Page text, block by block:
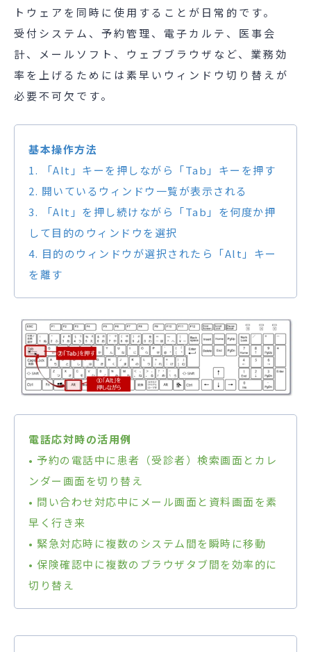
トウェアを同時に使用することが日常的です。
受付システム、予約管理、電子カルテ、医事会
計、メールソフト、ウェブブラウザなど、業務効
率を上げるためには素早いウィンドウ切り替えが
必要不可欠です。
基本操作方法
1. 「Alt」キーを押しながら「Tab」キーを押す
2. 開いているウィンドウ一覧が表示される
3. 「Alt」を押し続けながら「Tab」を何度か押
して目的のウィンドウを選択
4. 目的のウィンドウが選択されたら「Alt」キー
を離す
電話応対時の活用例
• 予約の電話中に患者（受診者）検索画面とカレ
ンダー画面を切り替え
• 問い合わせ対応中にメール画面と資料画面を素
早く行き来
• 緊急対応時に複数のシステム間を瞬時に移動
• 保険確認中に複数のブラウザタブ間を効率的に
切り替え